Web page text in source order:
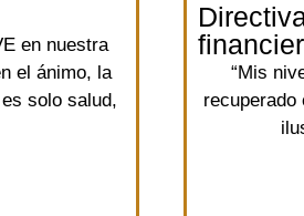
en nuestra
el ánimo, la
solo salud,
“Mis